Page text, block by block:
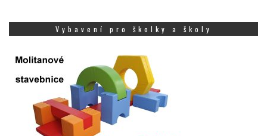
Vybavení pro školky a školy